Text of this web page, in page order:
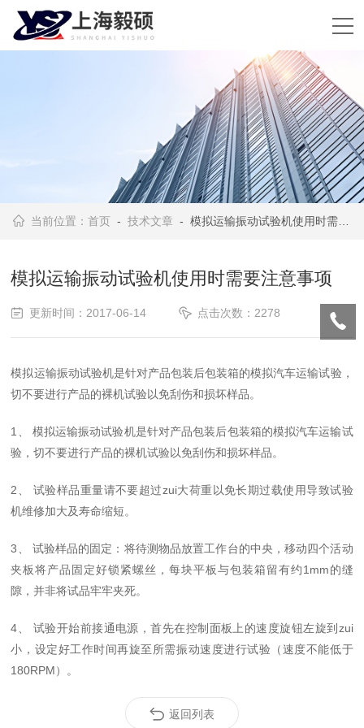
当前位置：首页 -技术文章 - 模拟运输振动试验机使用时需要注意事项
模拟运输振动试验机使用时需要注意事项
更新时间：2017-06-14 点击次数：2278
模拟运输振动试验机是针对产品包装后包装箱的模拟汽车运输试验，
切不要进行产品的裸机试验以免刮伤和损坏样品。
1、 模拟运输振动试验机是针对产品包装后包装箱的模拟汽车运输试
验，切不要进行产品的裸机试验以免刮伤和损坏样品。
2、 试验样品重量请不要超过zui大荷重以免长期过载使用导致试验
机维修加大及寿命缩短。
3、 试验样品的固定：将待测物品放置工作台的中央，移动四个活动
夹板将产品固定好锁紧螺丝，每块平板与包装箱留有约1mm的缝
隙，并非将试品牢牢夹死。
4、 试验开始前接通电源，首先在控制面板上的速度旋钮左旋到zui
小，设定好工作时间再旋至所需振动速度进行试验（速度不能低于
180RPM）。
返回列表